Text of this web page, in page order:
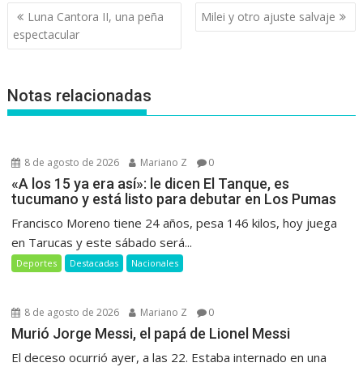
Navegación
de
entradas
Luna Cantora II, una peña
espectacular
Milei y otro ajuste salvaje
Notas relacionadas
8 de agosto de 2026 Mariano Z 0
«A los 15 ya era así»: le dicen El Tanque, es
tucumano y está listo para debutar en Los Pumas
Francisco Moreno tiene 24 años, pesa 146 kilos, hoy juega
en Tarucas y este sábado será...
Deportes Destacadas Nacionales
8 de agosto de 2026 Mariano Z 0
Murió Jorge Messi, el papá de Lionel Messi
El deceso ocurrió ayer, a las 22. Estaba internado en una